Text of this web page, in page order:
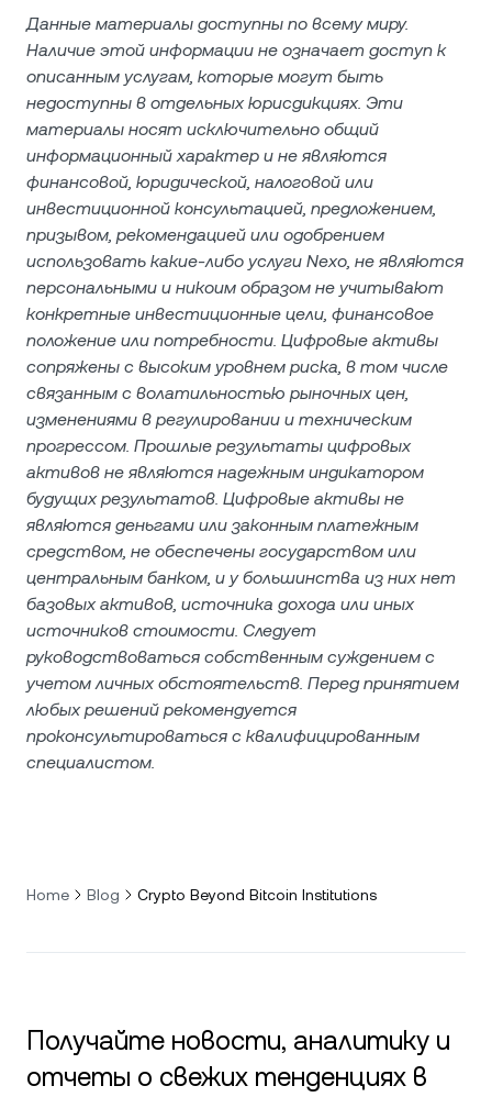
Данные материалы доступны по всему миру.
Наличие этой информации не означает доступ к
описанным услугам, которые могут быть
недоступны в отдельных юрисдикциях. Эти
материалы носят исключительно общий
информационный характер и не являются
финансовой, юридической, налоговой или
инвестиционной консультацией, предложением,
призывом, рекомендацией или одобрением
использовать какие‑либо услуги Nexo, не являются
персональными и никоим образом не учитывают
конкретные инвестиционные цели, финансовое
положение или потребности. Цифровые активы
сопряжены с высоким уровнем риска, в том числе
связанным с волатильностью рыночных цен,
изменениями в регулировании и техническим
прогрессом. Прошлые результаты цифровых
активов не являются надежным индикатором
будущих результатов. Цифровые активы не
являются деньгами или законным платежным
средством, не обеспечены государством или
центральным банком, и у большинства из них нет
базовых активов, источника дохода или иных
источников стоимости. Следует
руководствоваться собственным суждением с
учетом личных обстоятельств. Перед принятием
любых решений рекомендуется
проконсультироваться с квалифицированным
специалистом.
Home Blog Crypto Beyond Bitcoin Institutions
Получайте новости, аналитику и
отчеты о свежих тенденциях в